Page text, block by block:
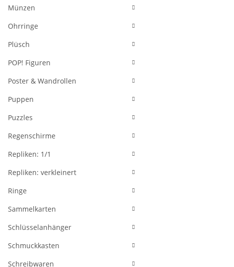
Münzen
Ohrringe
Plüsch
POP! Figuren
Poster & Wandrollen
Puppen
Puzzles
Regenschirme
Repliken: 1/1
Repliken: verkleinert
Ringe
Sammelkarten
Schlüsselanhänger
Schmuckkasten
Schreibwaren